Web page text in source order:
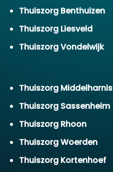
Thuiszorg Benthuizen
Thuiszorg Liesveld
Thuiszorg Vondelwijk
Thuiszorg Middelharnis
Thuiszorg Sassenheim
Thuiszorg Rhoon
Thuiszorg Woerden
Thuiszorg Kortenhoef